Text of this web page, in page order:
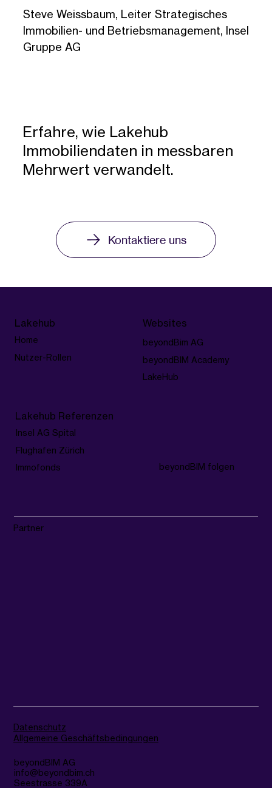
Steve Weissbaum, Leiter Strategisches
Immobilien- und Betriebsmanagement, Insel
Gruppe AG
Kontaktiere uns
Erfahre, wie Lakehub
Immobiliendaten in messbaren
Mehrwert verwandelt.
beyondBIM folgen
Partner
Lakehub
Home
Nutzer-Rollen
Lakehub Referenzen
Insel AG Spital
Flughafen Zürich
Immofonds
Websites
beyondBim AG
beyondBIM Academy
LakeHub
beyondBIM AG
info@beyondbim.ch
Seestrasse 339A
Datenschutz
Allgemeine Geschäftsbedingungen